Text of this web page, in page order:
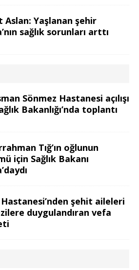
Aslan: Yaşlanan şehir
sağlık sorunları arttı
Sönmez Hastanesi açılışı
Bakanlığı’nda toplantı
Tığ’ın oğlunun
için Sağlık Bakanı
şehit aileleri
duygulandıran vefa